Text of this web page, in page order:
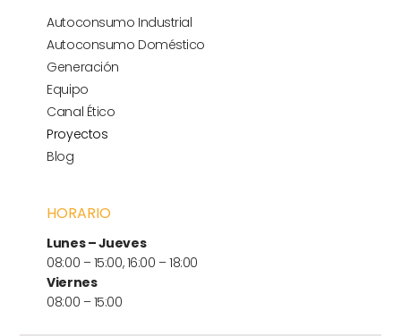
Autoconsumo Industrial
Autoconsumo Doméstico
Generación
Equipo
Canal Ético
Proyectos
Blog
HORARIO
Lunes – Jueves
08:00 – 15:00, 16:00 – 18:00
Viernes
08:00 – 15:00